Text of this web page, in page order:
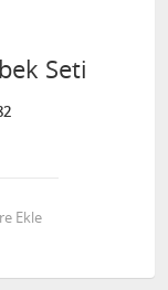
Seti
Ekle